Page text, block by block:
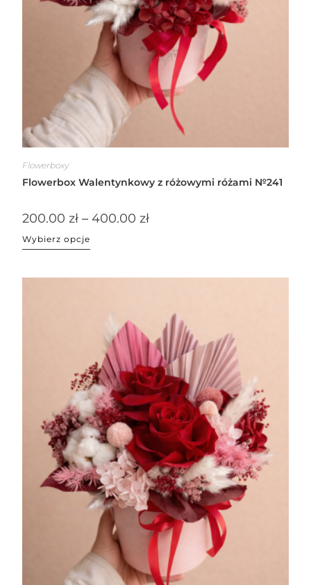
Flowerboxy
Flowerbox Walentynkowy z różowymi różami №241
200.00zł – 400.00zł
Wybierz opcje